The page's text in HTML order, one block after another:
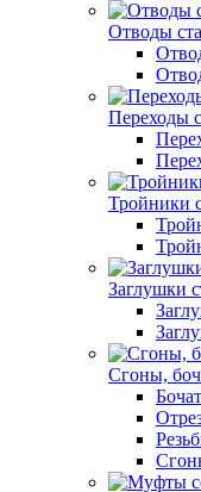
Отводы
Переходы
Тройники
Заглушки
Сгоны,